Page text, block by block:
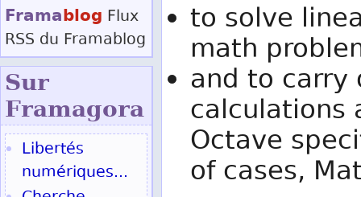
to solve
math
and to carry
calculations
Octave
of cases,
Framablog Flux
RSS du Framablog
Sur
Framagora
Libertés
numériques...